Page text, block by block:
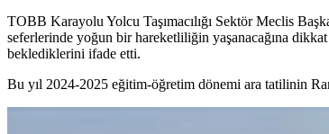
TOBB Karayolu Yolcu Taşımacılığı Sektör Meclis
seferlerinde yoğun bir hareketliliğin yaşanacağına
beklediklerini ifade etti.
Bu yıl 2024-2025 eğitim-öğretim dönemi ara tatilinin